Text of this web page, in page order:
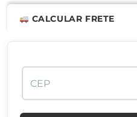
CALCULAR FRETE